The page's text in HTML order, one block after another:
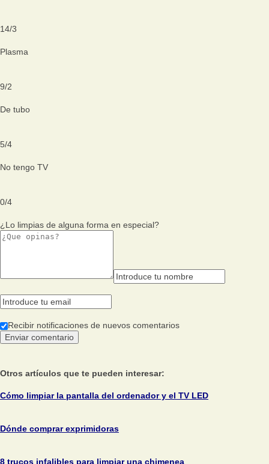
14/3
Plasma
9/2
De tubo
5/4
No tengo TV
0/4
¿Lo limpias de alguna forma en especial?
Recibir notificaciones de nuevos comentarios
Otros artículos que te pueden interesar:
Cómo limpiar la pantalla del ordenador y el TV LED
Dónde comprar exprimidoras
8 trucos infalibles para limpiar una chimenea